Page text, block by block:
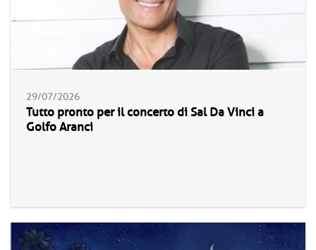
29/07/2026
Tutto pronto per il concerto di Sal Da Vinci a
Golfo Aranci